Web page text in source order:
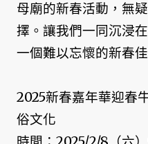
母廟的新春活動，無
擇。讓我們一同沉浸
一個難以忘懷的新春佳
2025新春嘉年華迎春
俗文化